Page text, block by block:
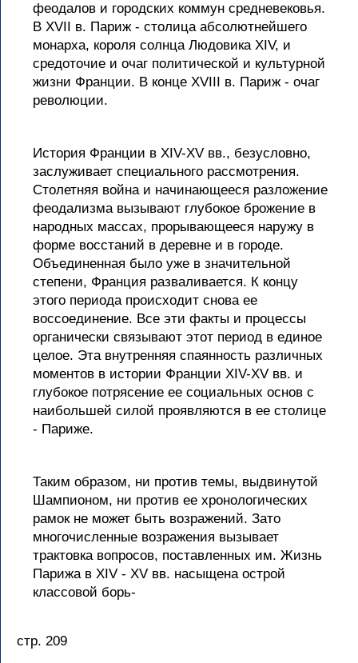
феодалов и городских коммун средневековья.
В XVII в. Париж - столица абсолютнейшего
монарха, короля солнца Людовика XIV, и
средоточие и очаг политической и культурной
жизни Франции. В конце XVIII в. Париж - очаг
революции.
История Франции в XIV-XV вв., безусловно,
заслуживает специального рассмотрения.
Столетняя война и начинающееся разложение
феодализма вызывают глубокое брожение в
народных массах, прорывающееся наружу в
форме восстаний в деревне и в городе.
Объединенная было уже в значительной
степени, Франция разваливается. К концу
этого периода происходит снова ее
воссоединение. Все эти факты и процессы
органически связывают этот период в единое
целое. Эта внутренняя спаянность различных
моментов в истории Франции XIV-XV вв. и
глубокое потрясение ее социальных основ с
наибольшей силой проявляются в ее столице
- Париже.
Таким образом, ни против темы, выдвинутой
Шампионом, ни против ее хронологических
рамок не может быть возражений. Зато
многочисленные возражения вызывает
трактовка вопросов, поставленных им. Жизнь
Парижа в XIV - XV вв. насыщена острой
классовой борь-
стр. 209